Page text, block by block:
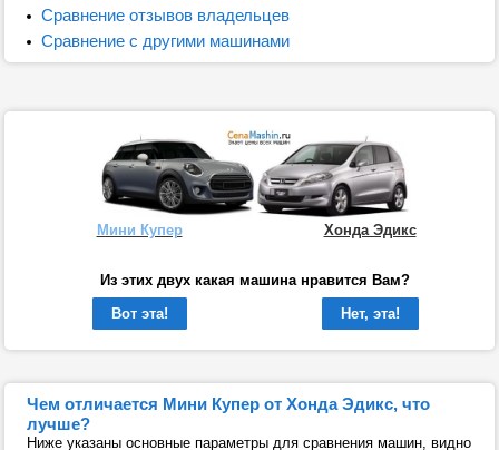
Сравнение отзывов владельцев
Сравнение с другими машинами
Мини Купер Хонда Эдикс
Из этих двух какая машина нравится Вам?
Вот эта!
Нет, эта!
Чем отличается Мини Купер от Хонда Эдикс, что
лучше?
Ниже указаны основные параметры для сравнения машин, видно